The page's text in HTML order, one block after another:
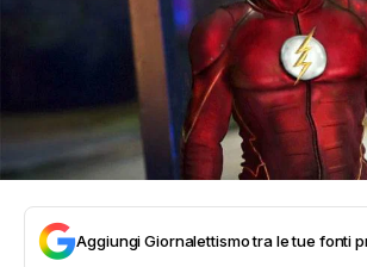
Aggiungi Giornalettismo tra le tue fonti